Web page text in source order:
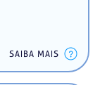
SAIBA MAIS